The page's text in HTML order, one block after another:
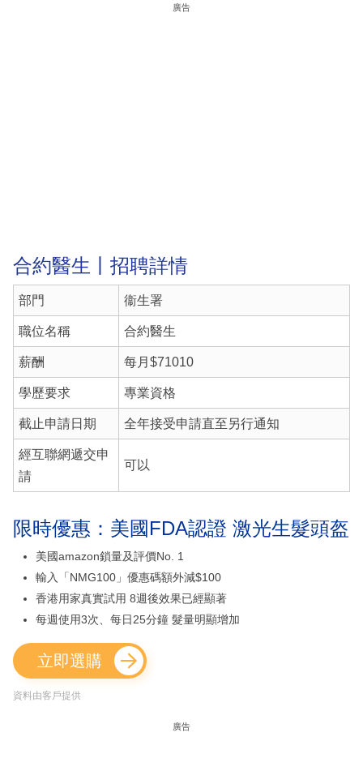
廣告
合約醫生丨招聘詳情
部門 衞生署
職位名稱 合約醫生
薪酬 每月$71010
學歷要求 專業資格
截止申請日期 全年接受申請直至另行通知
經互聯網遞交申
請
可以
限時優惠：美國FDA認證 激光生髮頭盔
美國amazon鎖量及評價No. 1
輸入「NMG100」優惠碼額外減$100
香港用家真實試用 8週後效果已經顯著
每週使用3次、每日25分鐘 髮量明顯增加
立即選購
資料由客戶提供
廣告